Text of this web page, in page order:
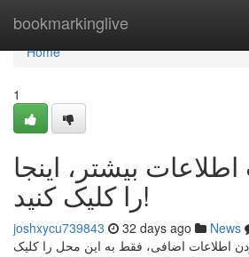
bookmarkinglive
Home
Home
1
بیشتر، اینجا
را کلیک کنید!
joshxycu739843 32 days ago News
اطلاعات اضافی، فقط به این محل را کلیک